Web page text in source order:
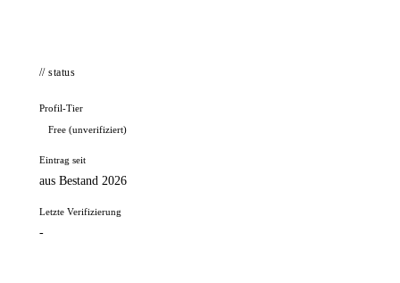
// status
Profil-Tier
Free (unverifiziert)
Eintrag seit
aus Bestand 2026
Letzte Verifizierung
-